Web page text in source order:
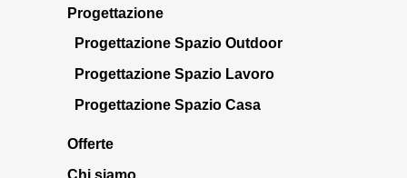
Progettazione
Progettazione Spazio Outdoor
Progettazione Spazio Lavoro
Progettazione Spazio Casa
Offerte
Chi siamo